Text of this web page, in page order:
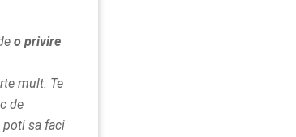
o privire
mult. Te
de
sa faci